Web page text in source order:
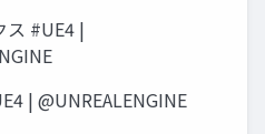
ス #UE4 |
| @UNREALENGINE